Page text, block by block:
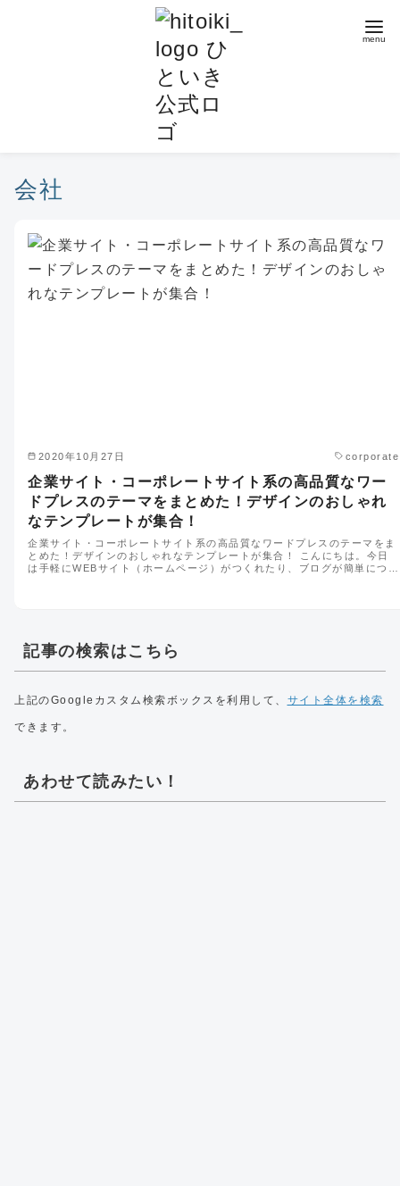
会社
2020年10月27日 corporate
企業サイト・コーポレートサイト系の高品質なワー
ドプレスのテーマをまとめた！デザインのおしゃれ
なテンプレートが集合！
企業サイト・コーポレートサイト系の高品質なワードプレスのテーマをま
とめた！デザインのおしゃれなテンプレートが集合！ こんにちは。今日
は手軽にWEBサイト（ホームページ）がつくれたり、ブログが簡単につ…
記事の検索はこちら
上記のGoogleカスタム検索ボックスを利用して、 サイト全体を検索
できます。
あわせて読みたい！